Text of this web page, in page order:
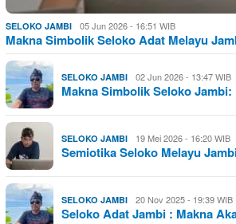
SELOKO JAMBI 05 Jun 2026 - 16:51 WIB
Makna Simbolik Seloko Adat Melayu
SELOKO JAMBI 02 Jun 2026 - 13:47 WIB
Makna Simbolik Seloko
SELOKO JAMBI 19 Mei 2026 - 16:20 WIB
Semiotika Seloko Melayu
SELOKO JAMBI 20 Nov 2025 - 19:39 WIB
Seloko Adat Jambi : Makna